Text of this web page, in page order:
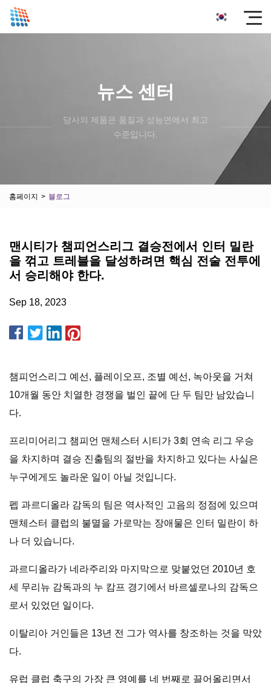
뉴스 센터
당사의 제품은 품질과 성능면에서 최고
수준입니다.
홈페이지 > 블로그
맨시티가 챔피언스리그 결승전에서 인터 밀란
을 꺾고 트레블을 달성하려면 핵심 전술 전투에
서 승리해야 한다.
Sep 18, 2023
챔피언스리그 예선, 플레이오프, 조별 예선, 녹아웃을 거쳐
10개월 동안 치열한 경쟁을 벌인 끝에 단 두 팀만 남았습니
다.
프리미어리그 챔피언 맨체스터 시티가 3회 연속 리그 우승
을 차지하며 결승 진출팀의 절반을 차지하고 있다는 사실은
누구에게도 놀라운 일이 아닐 것입니다.
펩 과르디올라 감독의 팀은 역사적인 고음의 정점에 있으며
맨체스터 클럽의 불멸을 가로막는 장애물은 인터 밀란이 하
나 더 있습니다.
과르디올라가 네라주리와 마지막으로 맞붙었던 2010년 호
세 무리뉴 감독과의 누 캄프 경기에서 바르셀로나의 감독으
로서 있었던 일이다.
이탈리아 거인들은 13년 전 그가 역사를 창조하는 것을 막았
다.
유럽 ​​클럽 축구의 가장 큰 영예를 네 번째로 끌어올리면서